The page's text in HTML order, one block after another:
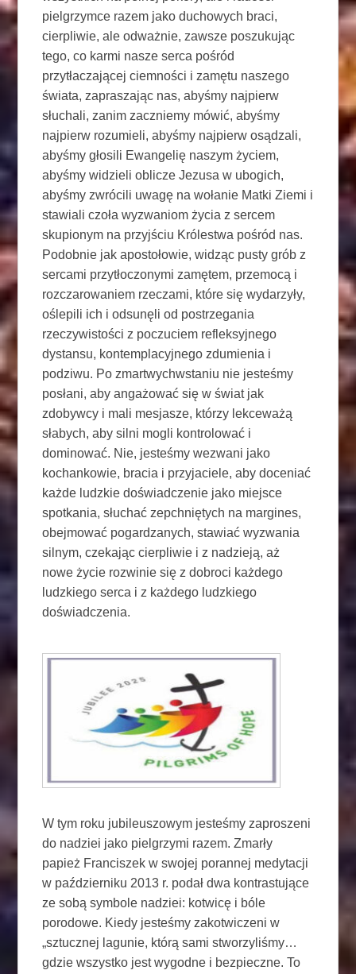
pielgrzymce razem jako duchowych braci,
cierpliwie, ale odważnie, zawsze poszukując
tego, co karmi nasze serca pośród
przytłaczającej ciemności i zamętu naszego
świata, zapraszając nas, abyśmy najpierw
słuchali, zanim zaczniemy mówić, abyśmy
najpierw rozumieli, abyśmy najpierw osądzali,
abyśmy głosili Ewangelię naszym życiem,
abyśmy widzieli oblicze Jezusa w ubogich,
abyśmy zwrócili uwagę na wołanie Matki Ziemi i
stawiali czoła wyzwaniom życia z sercem
skupionym na przyjściu Królestwa pośród nas.
Podobnie jak apostołowie, widząc pusty grób z
sercami przytłoczonymi zamętem, przemocą i
rozczarowaniem rzeczami, które się wydarzyły,
oślepili ich i odsunęli od postrzegania
rzeczywistości z poczuciem refleksyjnego
dystansu, kontemplacyjnego zdumienia i
podziwu. Po zmartwychwstaniu nie jesteśmy
posłani, aby angażować się w świat jak
zdobywcy i mali mesjasze, którzy lekceważą
słabych, aby silni mogli kontrolować i
dominować. Nie, jesteśmy wezwani jako
kochankowie, bracia i przyjaciele, aby doceniać
każde ludzkie doświadczenie jako miejsce
spotkania, słuchać zepchniętych na margines,
obejmować pogardzanych, stawiać wyzwania
silnym, czekając cierpliwie i z nadzieją, aż
nowe życie rozwinie się z dobroci każdego
ludzkiego serca i z każdego ludzkiego
doświadczenia.
W tym roku jubileuszowym jesteśmy zaproszeni
do nadziei jako pielgrzymi razem. Zmarły
papież Franciszek w swojej porannej medytacji
w październiku 2013 r. podał dwa kontrastujące
ze sobą symbole nadziei: kotwicę i bóle
porodowe. Kiedy jesteśmy zakotwiczeni w
„sztucznej lagunie, którą sami stworzyliśmy…
gdzie wszystko jest wygodne i bezpieczne. To